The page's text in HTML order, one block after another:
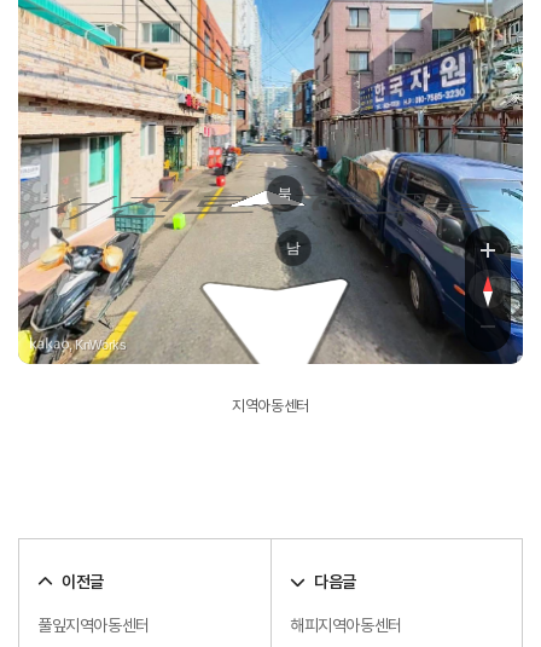
전로57번길
전로57번길
북
남
, KnWorks
지역아동센터
이전글
풀잎지역아동센터
다음글
해피지역아동센터